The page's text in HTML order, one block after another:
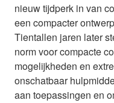
nieuw tijdperk in van
een compacter
Tientallen jaren later
norm voor compacte
mogelijkheden en
onschatbaar
aan toepassingen en